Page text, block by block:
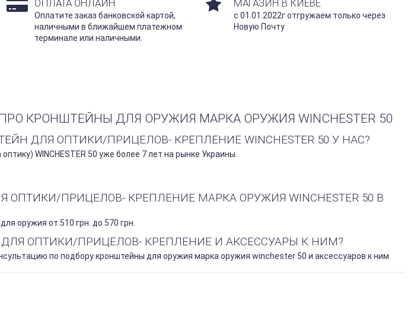
ОПЛАТА ОНЛАЙН
Оплатите заказ банковской картой,
наличными в ближайшем платежном
терминале или наличными.
МАГАЗИН В КИЕВЕ
с 01.01.2022г отгружаем только через
Новую Почту
КРОНШТЕЙНЫ ДЛЯ ОРУЖИЯ МАРКА ОРУЖИЯ WINCHESTER 50
ДЛЯ ОПТИКИ/ПРИЦЕЛОВ- КРЕПЛЕНИЕ WINCHESTER 50 У НАС?
WINCHESTER 50 уже более 7 лет на рынке Украины.
ПРИЦЕЛОВ- КРЕПЛЕНИЕ МАРКА ОРУЖИЯ WINCHESTER 50 В
оружия от 510 грн. до 570 грн.
ОПТИКИ/ПРИЦЕЛОВ- КРЕПЛЕНИЕ И АКСЕССУАРЫ К НИМ?
по подбору кронштейны для оружия марка оружия winchester 50 и аксессуаров к ним